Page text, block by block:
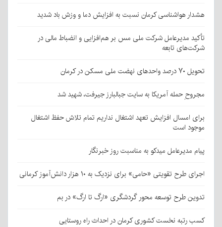
هشدار هواشناسی کرمان نسبت به افزایش دما و وزش باد شدید
تأکید مدیرعامل شرکت ملی مس بر هم‌افزایی و انضباط مالی در
شرکت‌های تابعه
تحویل ۷۰ درصد واحدهای نهضت ملی مسکن در کرمان
مجروحِ حمله آمریکا به سایت جبالبارز جیرفت، شهید شد
برای امسال افزایش تعهد اشتغال نداریم تمام تلاش حفظ اشتغال
موجود است
پیام مدیرعامل میدکو به مناسبت روز خبرنگار
اجرای طرح تقویتی «حامی» برای نزدیک به ۱۰ هزار دانش‌آموز کرمانی
تدوین طرح توسعه محور گردشگری «ارگ تا ارگ» در بم
کسب رتبه نخست کشوری کرمان در احداث راه روستایی